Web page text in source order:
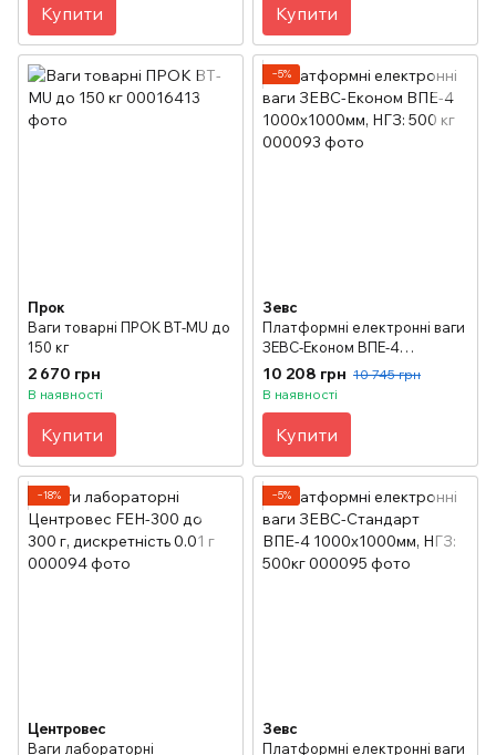
Купити Купити
Прок
Ваги товарні ПРОК ВТ-MU до
150 кг
2 670 грн
В наявності
Купити
−5%
Зевс
Платформні електронні ваги
ЗЕВС-Економ ВПЕ-4
1000х1000мм, НГЗ: 500 кг
10 208 грн 10 745 грн
В наявності
Купити
−18%
Центровес
Ваги лабораторні
−5%
Зевс
Платформні електронні ваги